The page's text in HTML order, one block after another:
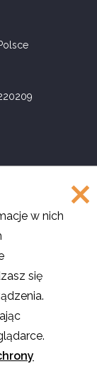
na licencji
– Na tych
w nich
się